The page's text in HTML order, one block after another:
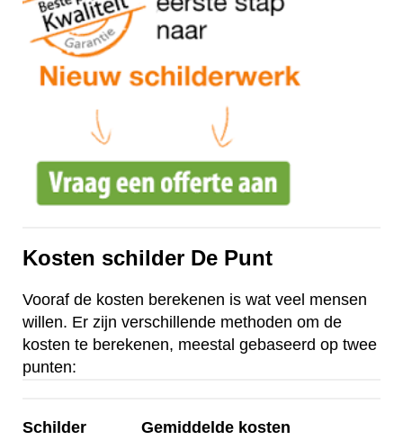
Kosten schilder De Punt
Vooraf de kosten berekenen is wat veel mensen
willen. Er zijn verschillende methoden om de
kosten te berekenen, meestal gebaseerd op twee
punten:
Schilder
Gemiddelde kosten